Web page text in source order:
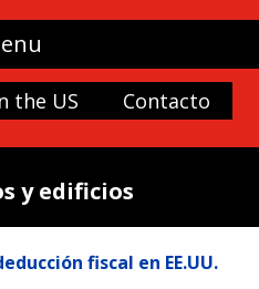
the US Contacto
y edificios
fiscal en EE.UU.
Rafael Minondo